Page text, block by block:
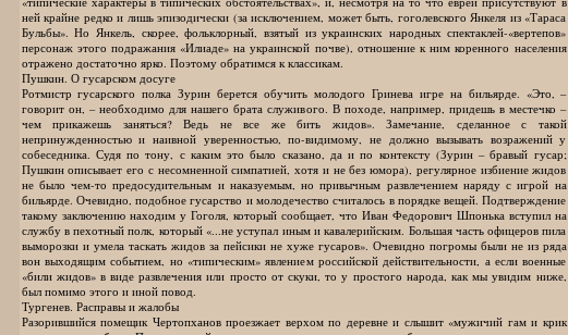
ней крайне редко и лишь эпизодически (за исключением, может быть, гоголевского Янкеля из «Тараса
Бульбы». Но Янкель, скорее, фольклорный, взятый из украинских народных спектаклей-«вертепов»
персонаж этого подражания «Илиаде» на украинской почве), отношение к ним коренного населения
отражено достаточно ярко. Поэтому обратимся к классикам.
Пушкин. О гусарском досуге
Ротмистр гусарского полка Зурин берется обучить молодого Гринева игре на бильярде. «Это, –
говорит он, – необходимо для нашего брата служивого. В походе, например, придешь в местечко –
чем прикажешь заняться? Ведь не все же бить жидов». Замечание, сделанное с такой
непринужденностью и наивной уверенностью, по-видимому, не должно вызывать возражений у
собеседника. Судя по тону, с каким это было сказано, да и по контексту (Зурин – бравый гусар;
Пушкин описывает его с несомненной симпатией, хотя и не без юмора), регулярное избиение жидов
не было чем-то предосудительным и наказуемым, но привычным развлечением наряду с игрой на
бильярде. Очевидно, подобное гусарство и молодечество считалось в порядке вещей. Подтверждение
такому заключению находим у Гоголя, который сообщает, что Иван Федорович Шпонька вступил на
службу в пехотный полк, который «...не уступал иным и кавалерийским. Большая часть офицеров пила
выморозки и умела таскать жидов за пейсики не хуже гусаров». Очевидно погромы были не из ряда
вон выходящим событием, но «типическим» явлением российской действительности, а если военные
«били жидов» в виде развлечения или просто от скуки, то у простого народа, как мы увидим ниже,
был помимо этого и иной повод.
Тургенев. Расправы и жалобы
Разорившийся помещик Чертопханов проезжает верхом по деревне и слышит «мужичий гам и крик